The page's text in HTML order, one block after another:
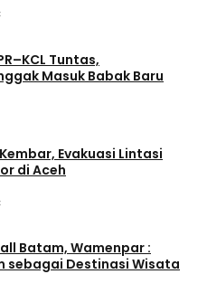
Tuntas,
Masuk Babak Baru
Evakuasi Lintasi
di Aceh
Batam, Wamenpar :
sebagai Destinasi Wisata